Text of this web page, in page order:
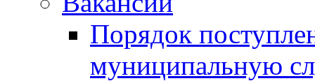
Порядок
муниципальную